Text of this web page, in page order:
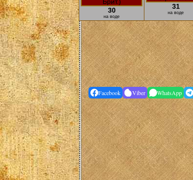
30
на воде
31
на воде
Facebook Viber WhatsApp